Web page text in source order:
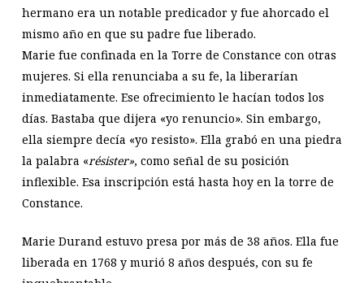
hermano era un notable predicador y fue ahorcado el
mismo año en que su padre fue liberado.
Marie fue confinada en la Torre de Constance con otras
mujeres. Si ella renunciaba a su fe, la liberarían
inmediatamente. Ese ofrecimiento le hacían todos los
días. Bastaba que dijera «yo renuncio». Sin embargo,
ella siempre decía «yo resisto». Ella grabó en una piedra
la palabra «résister», como señal de su posición
inflexible. Esa inscripción está hasta hoy en la torre de
Constance.
Marie Durand estuvo presa por más de 38 años. Ella fue
liberada en 1768 y murió 8 años después, con su fe